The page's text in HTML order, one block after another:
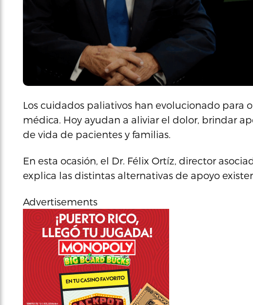
Los cuidados paliativos han evolucionado para
médica. Hoy ayudan a aliviar el dolor, brindar
de vida de pacientes y familias.
En esta ocasión, el Dr. Félix Ortíz, director
explica las distintas alternativas de apoyo
Advertisements